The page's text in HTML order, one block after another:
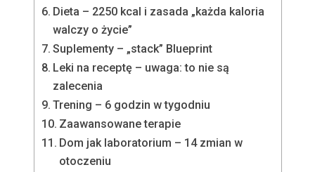
Dieta – 2250 kcal i zasada „każda kaloria
walczy o życie”
Suplementy – „stack” Blueprint
Leki na receptę – uwaga: to nie są
zalecenia
Trening – 6 godzin w tygodniu
Zaawansowane terapie
Dom jak laboratorium – 14 zmian w
otoczeniu